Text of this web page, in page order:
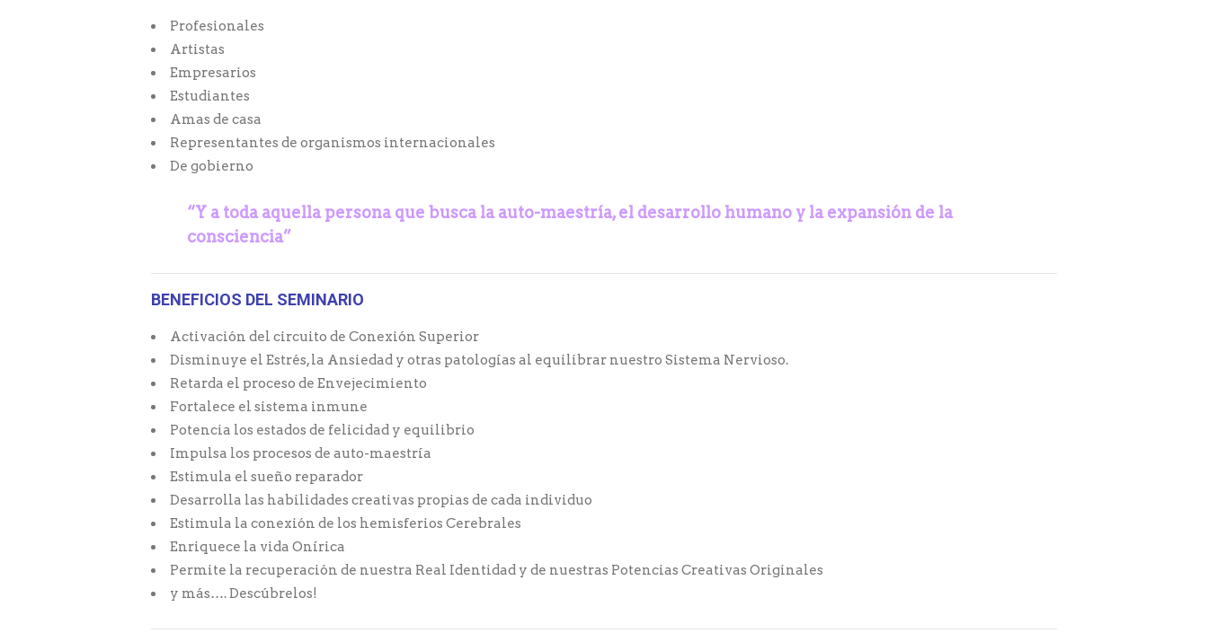
Profesionales
Artistas
Empresarios
Estudiantes
Amas de casa
Representantes de organismos internacionales
De gobierno
“Y a toda aquella persona que busca la auto-maestría,el desarrollo humano y la expansión de la
consciencia”
BENEFICIOS DEL SEMINARIO
Activación del circuito de Conexión Superior
Disminuye el Estrés, la Ansiedad y otras patologías al equilibrar nuestro Sistema Nervioso.
Retarda el proceso de Envejecimiento
Fortalece el sistema inmune
Potencia los estados de felicidad y equilibrio
Impulsa los procesos de auto-maestría
Estimula el sueño reparador
Desarrolla las habilidades creativas propias de cada individuo
Estimula la conexión de los hemisferios Cerebrales
Enriquece la vida Onírica
Permite la recuperación de nuestra Real Identidad y de nuestras Potencias Creativas Originales
y más…. Descúbrelos!